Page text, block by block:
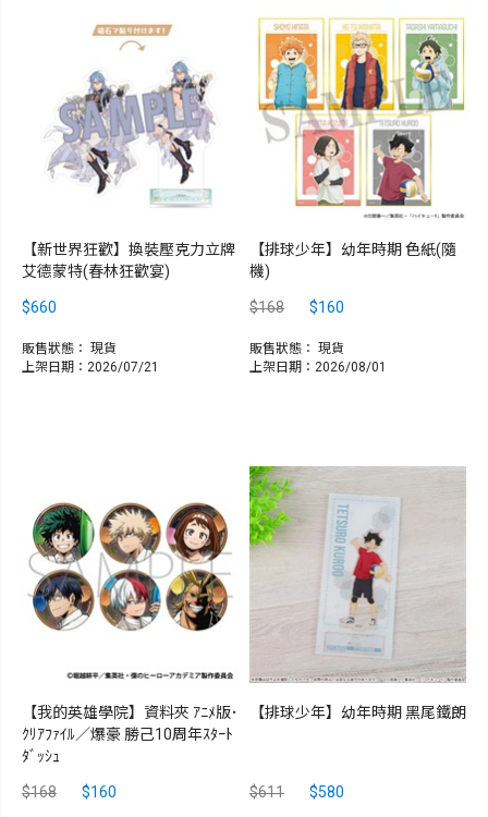
【新世界狂歡】換裝壓克力立牌
艾德蒙特(春林狂歡宴)
$660
販售狀態： 現貨
上架日期：2026/07/21
【排球少年】幼年時期 色紙(隨
機)
$168 $160
販售狀態： 現貨
上架日期：2026/08/01
【我的英雄學院】資料夾 ｱﾆﾒ版･
ｸﾘｱﾌｧｲﾙ／爆豪 勝己10周年ｽﾀｰﾄ
ﾀﾞｯｼｭ
$168 $160
【排球少年】幼年時期 黑尾鐵朗
$611 $580